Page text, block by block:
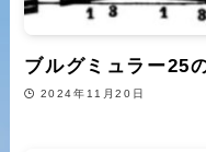
ブルグミュラー
2024年11月20日